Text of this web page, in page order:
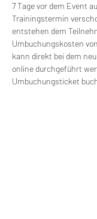
7 Tage vor dem Event
Trainingstermin
entstehen dem
Umbuchungskosten
kann direkt bei dem
online durchgeführt
Umbuchungsticket